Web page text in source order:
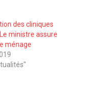
des cliniques
ministre assure
ménage